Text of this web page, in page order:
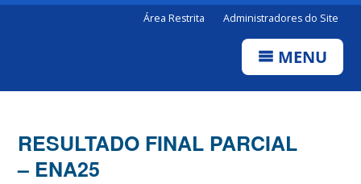
Área Restrita Administradores do Site
MENU
RESULTADO FINAL PARCIAL
– ENA25